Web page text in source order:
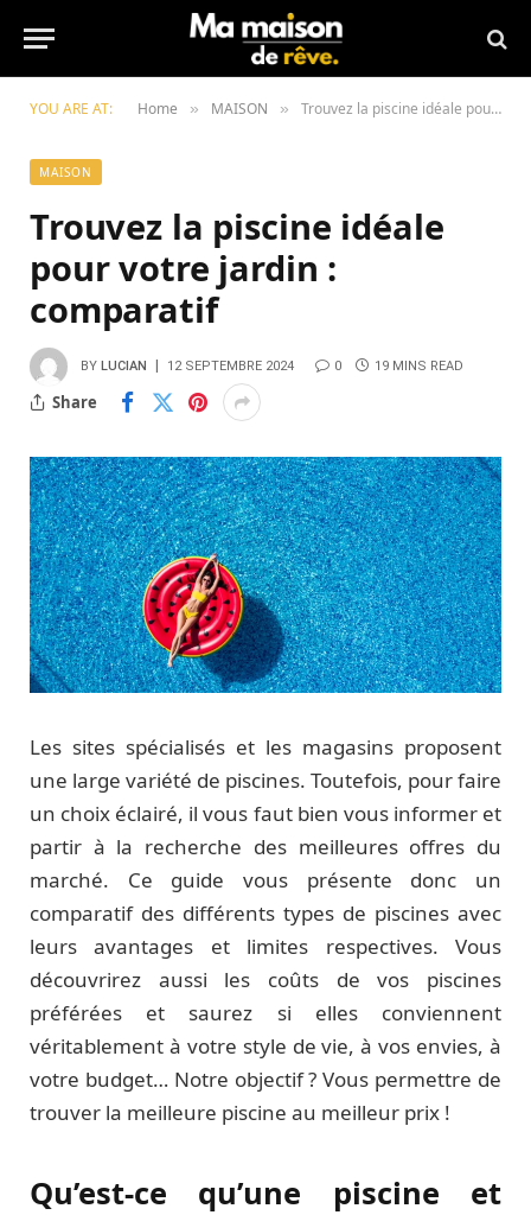
YOU ARE AT: Home » MAISON » Trouvez la piscine idéale pour votre jardin : comparatif
MAISON
Trouvez la piscine idéale
pour votre jardin :
comparatif
BY LUCIAN 12 SEPTEMBRE 2024 0 19 MINS READ
Share
Les sites spécialisés et les magasins proposent
une large variété de piscines. Toutefois, pour faire
un choix éclairé, il vous faut bien vous informer et
partir à la recherche des meilleures offres du
marché. Ce guide vous présente donc un
comparatif des différents types de piscines avec
leurs avantages et limites respectives. Vous
découvrirez aussi les coûts de vos piscines
préférées et saurez si elles conviennent
véritablement à votre style de vie, à vos envies, à
votre budget… Notre objectif ? Vous permettre de
trouver la meilleure piscine au meilleur prix !
Qu’est-ce qu’une piscine et